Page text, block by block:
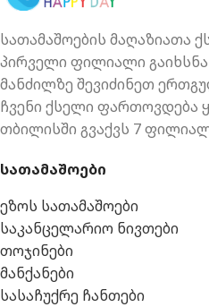
სათამაშოების მაღაზიათა
პირველი ფილიალი გაიხსნა
მანძილზე შევიძინეთ
ჩვენი ქსელი ფართოვდება
თბილისში გვაქვს 7
სათამაშოები
ეზოს სათამაშოები
საკანცელარიო ნივთები
თოჯინები
მანქანები
სასაჩუქრე ჩანთები